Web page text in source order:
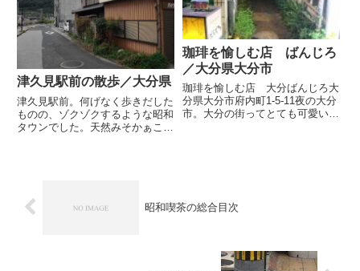
津久見駅前の散歩／大分県
津久見駅前。何げなく歩きだした
ものの、ゾクゾクするような昭和
タウンでした。天然みそかぁこの
珈琲を愉しむ店 ばんじろ
／大分県大分市
珈琲を愉しむ店 大分ばんじろ大
分県大分市府内町1-5-11夜の大分
市。大分の街ってとても可愛いで
昭和喫茶の総合目次